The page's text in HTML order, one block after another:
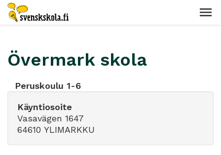
Övermark skola
Peruskoulu 1-6
Käyntiosoite
Vasavägen 1647
64610 YLIMARKKU